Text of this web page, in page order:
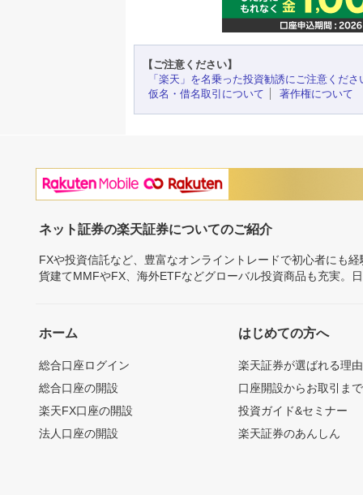
【ご注意ください】
「楽天」を名乗った投資勧誘にご注意くださ
仮名・借名取引について
著作権について
ネット証券の楽天証券についてのご紹介
FXや投資信託など、豊富なオンライントレードで初心者にも
貨建てMMFやFX、海外ETFなどグローバル投資商品も充実。
ホーム
総合口座ログイン
総合口座の開設
楽天FX口座の開設
法人口座の開設
はじめての方へ
楽天証券が選ばれる理由
口座開設からお取引ま
投資ガイド&セミナー
楽天証券のあんしん